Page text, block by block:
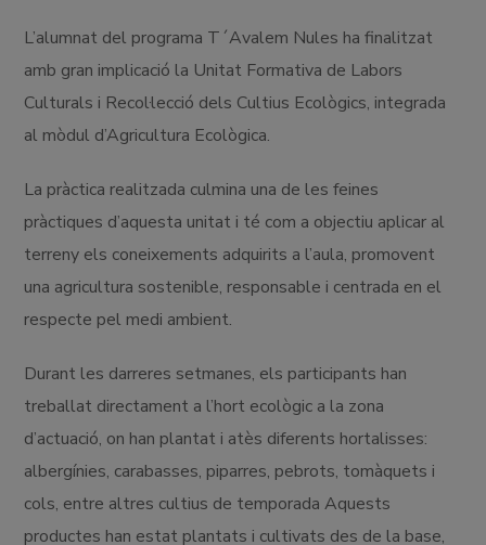
L’alumnat del programa T´Avalem Nules ha finalitzat
amb gran implicació la Unitat Formativa de Labors
Culturals i Recol·lecció dels Cultius Ecològics, integrada
al mòdul d’Agricultura Ecològica.
La pràctica realitzada culmina una de les feines
pràctiques d’aquesta unitat i té com a objectiu aplicar al
terreny els coneixements adquirits a l’aula, promovent
una agricultura sostenible, responsable i centrada en el
respecte pel medi ambient.
Durant les darreres setmanes, els participants han
treballat directament a l’hort ecològic a la zona
d’actuació, on han plantat i atès diferents hortalisses:
albergínies, carabasses, piparres, pebrots, tomàquets i
cols, entre altres cultius de temporada Aquests
productes han estat plantats i cultivats des de la base,